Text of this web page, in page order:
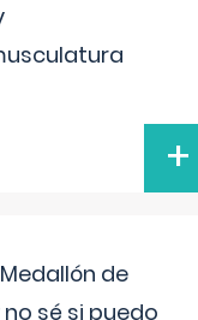
+
de
sé si puedo